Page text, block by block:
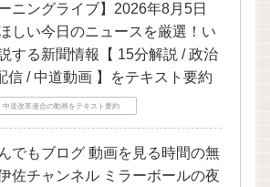
ニングライブ】2026年8月5日
しい今日のニュースを厳選！い
する新聞情報【 15分解説 / 政治
信 / 中道動画 】をテキスト要約
中道改革連合の動画をテキスト要約
でもブログ 動画を見る時間の無
チャンネル ミラーボールの夜